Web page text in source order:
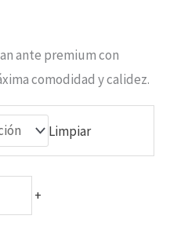
ante premium con
comodidad y calidez.
Limpiar
+